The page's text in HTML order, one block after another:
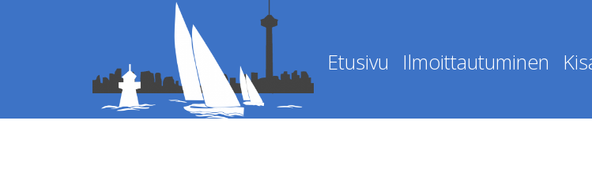
Etusivu Ilmoittautuminen